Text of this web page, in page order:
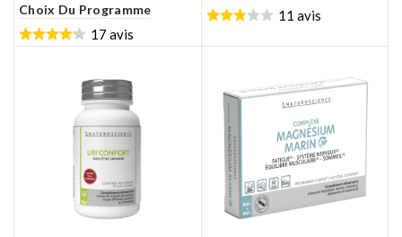
Choix Du Programme
17 avis
11 avis